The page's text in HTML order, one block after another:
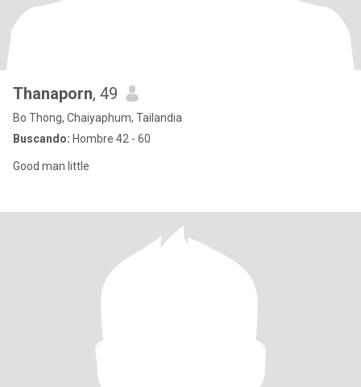
Thanaporn, 49
Bo Thong, Chaiyaphum, Tailandia
Buscando: Hombre 42 - 60
Good man little